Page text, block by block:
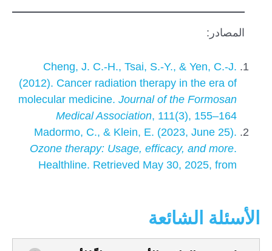
المصادر:
Cheng, J. C.-H., Tsai, S.-Y., & Yen, C.-J.
(2012). Cancer radiation therapy in the era of
molecular medicine. Journal of the Formosan
Medical Association, 111(3), 155–164
Madormo, C., & Klein, E. (2023, June 25).
Ozone therapy: Usage, efficacy, and more.
Healthline. Retrieved May 30, 2025, from
الأسئلة الشائعة